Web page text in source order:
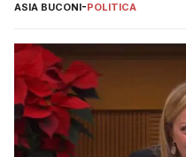
ASIA BUCONI-POLITICA